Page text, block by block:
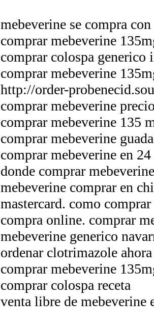
mebeverine se compra
comprar mebeverine
comprar colospa generico
comprar mebeverine
http://order-
comprar mebeverine
comprar mebeverine 135
comprar mebeverine
comprar mebeverine en
donde comprar
mebeverine comprar en
mastercard. como
compra online. comprar
mebeverine generico
ordenar clotrimazole ahora
comprar mebeverine
comprar colospa receta
venta libre de mebeverine